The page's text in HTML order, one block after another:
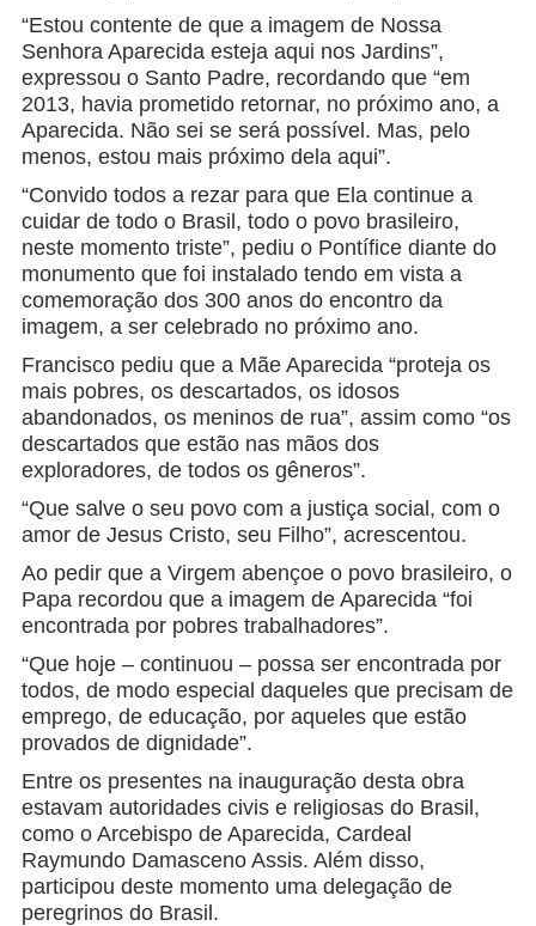
“Estou contente de que a imagem de Nossa
Senhora Aparecida esteja aqui nos Jardins”,
expressou o Santo Padre, recordando que “em
2013, havia prometido retornar, no próximo ano, a
Aparecida. Não sei se será possível. Mas, pelo
menos, estou mais próximo dela aqui”.
“Convido todos a rezar para que Ela continue a
cuidar de todo o Brasil, todo o povo brasileiro,
neste momento triste”, pediu o Pontífice diante do
monumento que foi instalado tendo em vista a
comemoração dos 300 anos do encontro da
imagem, a ser celebrado no próximo ano.
Francisco pediu que a Mãe Aparecida “proteja os
mais pobres, os descartados, os idosos
abandonados, os meninos de rua”, assim como “os
descartados que estão nas mãos dos
exploradores, de todos os gêneros”.
“Que salve o seu povo com a justiça social, com o
amor de Jesus Cristo, seu Filho”, acrescentou.
Ao pedir que a Virgem abençoe o povo brasileiro, o
Papa recordou que a imagem de Aparecida “foi
encontrada por pobres trabalhadores”.
“Que hoje – continuou – possa ser encontrada por
todos, de modo especial daqueles que precisam de
emprego, de educação, por aqueles que estão
provados de dignidade”.
Entre os presentes na inauguração desta obra
estavam autoridades civis e religiosas do Brasil,
como o Arcebispo de Aparecida, Cardeal
Raymundo Damasceno Assis. Além disso,
participou deste momento uma delegação de
peregrinos do Brasil.